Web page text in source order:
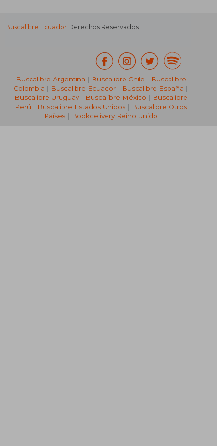
Buscalibre Ecuador Derechos Reservados.
Buscalibre Argentina | Buscalibre Chile | Buscalibre
Colombia | Buscalibre Ecuador | Buscalibre España |
Buscalibre Uruguay| Buscalibre México | Buscalibre
Perú | Buscalibre Estados Unidos| Buscalibre Otros
Países | Bookdelivery Reino Unido